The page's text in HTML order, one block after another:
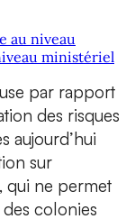
au niveau
ministériel
par rapport
des risques
aujourd’hui
sur
qui ne permet
colonies